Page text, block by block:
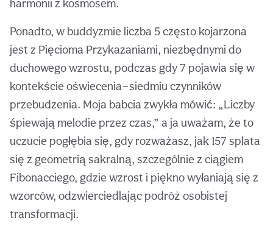
harmonii z kosmosem.
Ponadto, w buddyzmie liczba 5 często kojarzona
jest z Pięcioma Przykazaniami, niezbędnymi do
duchowego wzrostu, podczas gdy 7 pojawia się w
kontekście oświecenia—siedmiu czynników
przebudzenia. Moja babcia zwykła mówić: „Liczby
śpiewają melodie przez czas,” a ja uważam, że to
uczucie pogłębia się, gdy rozważasz, jak 157 splata
się z geometrią sakralną, szczególnie z ciągiem
Fibonacciego, gdzie wzrost i piękno wyłaniają się z
wzorców, odzwierciedlając podróż osobistej
transformacji.